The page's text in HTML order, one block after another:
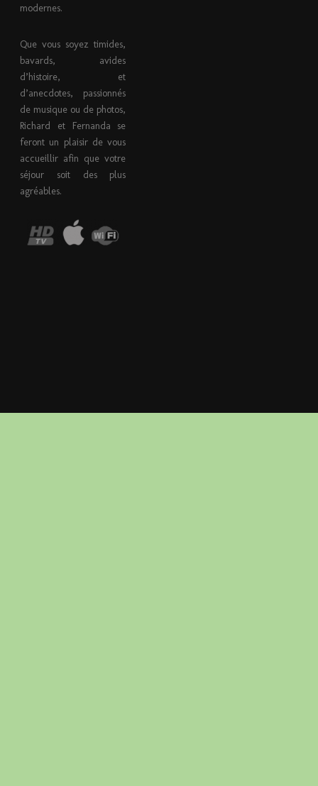
modernes.
Que vous soyez timides,
bavards, avides
d’histoire, et
d’anecdotes, passionnés
de musique ou de photos,
Richard et Fernanda se
feront un plaisir de vous
accueillir afin que votre
séjour soit des plus
agréables.